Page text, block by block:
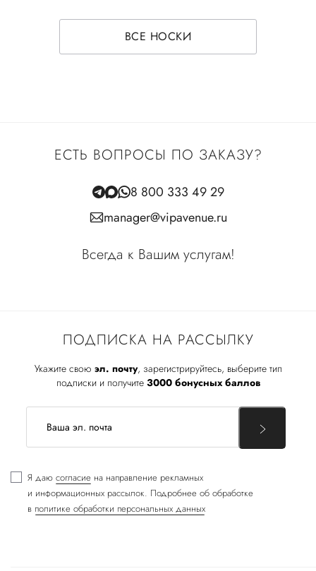
ВСЕ НОСКИ
ПОДПИСКА НА РАССЫЛКУ
Укажите свою эл. почту, зарегистрируйтесь, выберите тип
подписки и получите 3000 бонусных баллов
Я даю согласие на направление рекламных
и информационных рассылок. Подробнее об обработке
в политике обработки персональных данных
ЕСТЬ ВОПРОСЫ ПО ЗАКАЗУ?
8 800 333 49 29
manager@vipavenue.ru
Всегда к Вашим услугам!